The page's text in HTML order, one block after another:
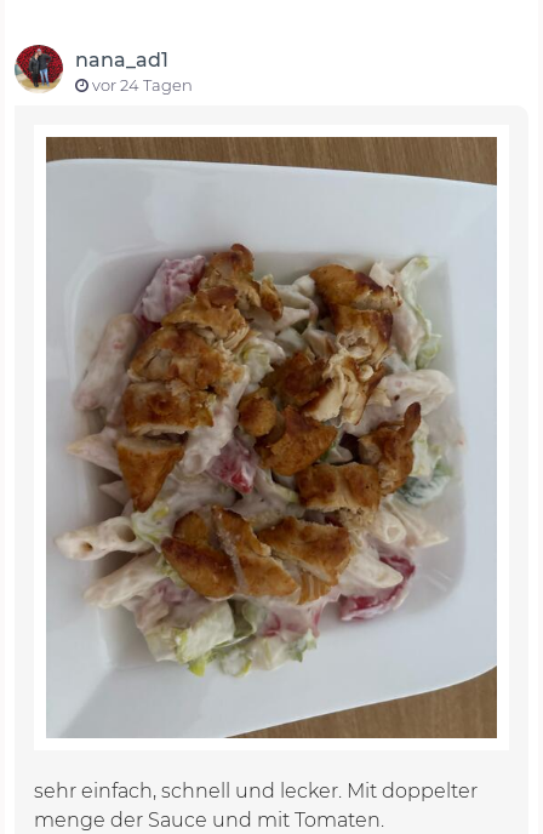
nana_ad1
vor 24 Tagen
sehr einfach, schnell und lecker. Mit doppelter
menge der Sauce und mit Tomaten.